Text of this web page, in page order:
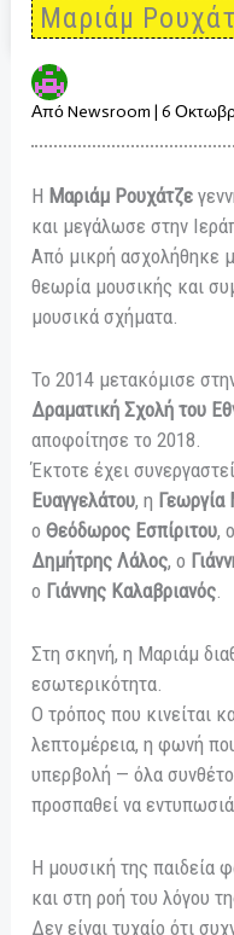
Μαριάμ
ΑπόNewsroom|6
Η Μαριάμ Ρουχάτζε
και μεγάλωσε στην
Από μικρή ασχολήθηκε
θεωρία μουσικής και
μουσικά σχήματα.
Το 2014 μετακόμισε
Δραματική Σχολή του
αποφοίτησε το 2018.
Έκτοτε έχει
Ευαγγελάτου, η Γεωργία
οΘεόδωρος Εσπίριτου, ο
Δημήτρης Λάλος, ο
ο Γιάννης Καλαβριανός
Στη σκηνή, η Μαριάμ
εσωτερικότητα.
Ο τρόπος που κινείται
λεπτομέρεια, η φωνή
υπερβολή — όλα
προσπαθεί να
Η μουσική της παιδεία
και στη ροή του λόγου
Δεν είναι τυχαίο ότι